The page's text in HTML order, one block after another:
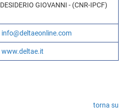
DESIDERIO GIOVANNI - (CNR-IPCF)
info@deltaeonline.com
www.deltae.it
torna su